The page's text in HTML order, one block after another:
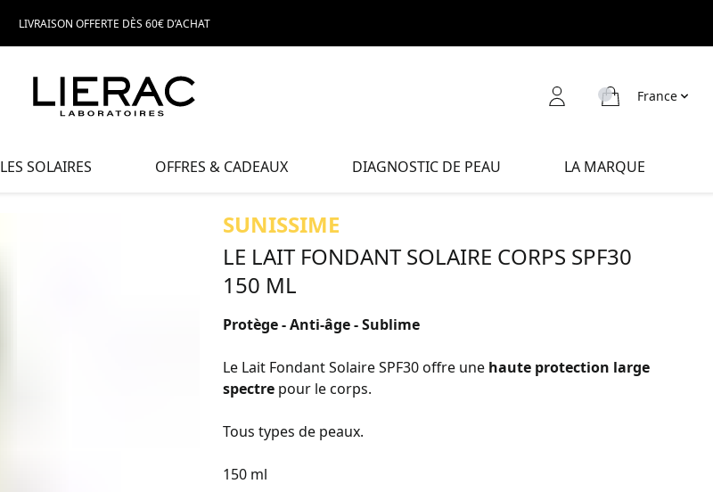
LIVRAISON OFFERTE DÈS 60€ D’ACHAT
France
LES SOLAIRES OFFRES & CADEAUX DIAGNOSTIC DE PEAU LA MARQUE
SUNISSIME
LE LAIT FONDANT SOLAIRE CORPS SPF30
150 ML
Protège - Anti-âge - Sublime
Le Lait Fondant Solaire SPF30 offre une haute protection large
spectrepour le corps.
Tous types de peaux.
150 ml